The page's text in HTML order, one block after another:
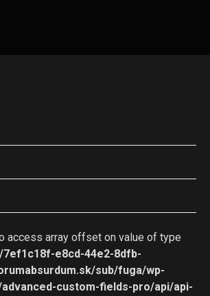
access array offset on value of type
e8cd-44e2-8dfb-
sub/fuga/wp-
custom-fields-pro/api/api-